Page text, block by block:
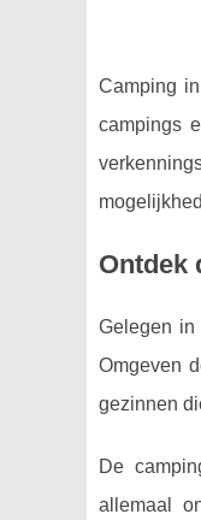
Camping
campings
Ontdek
Gelegen
Omgeven
gezinnen
De
allemaal